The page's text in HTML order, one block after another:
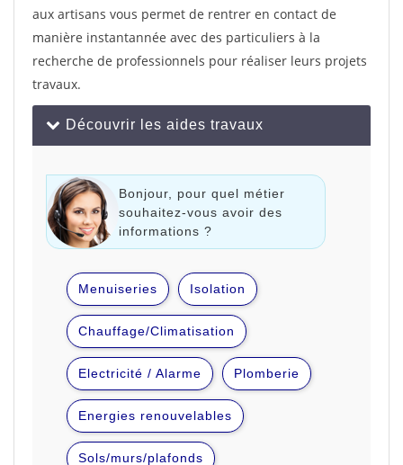
aux artisans vous permet de rentrer en contact de
manière instantannée avec des particuliers à la
recherche de professionnels pour réaliser leurs projets
travaux.